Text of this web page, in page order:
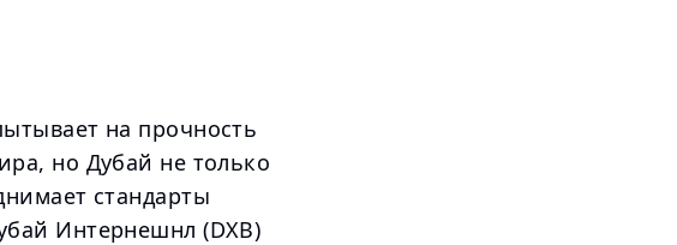
на прочность
но Дубай не только
стандарты
Интернешнл (DXB)